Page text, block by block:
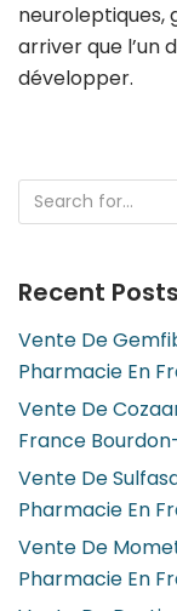
neuroleptiques,
arriver que l’un
développer.
Recent Posts
Vente De
Pharmacie En
Vente De
France
Vente De
Pharmacie En
Vente De
Pharmacie En